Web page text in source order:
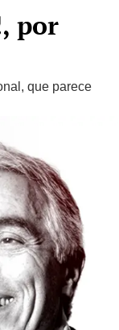
por
que parece